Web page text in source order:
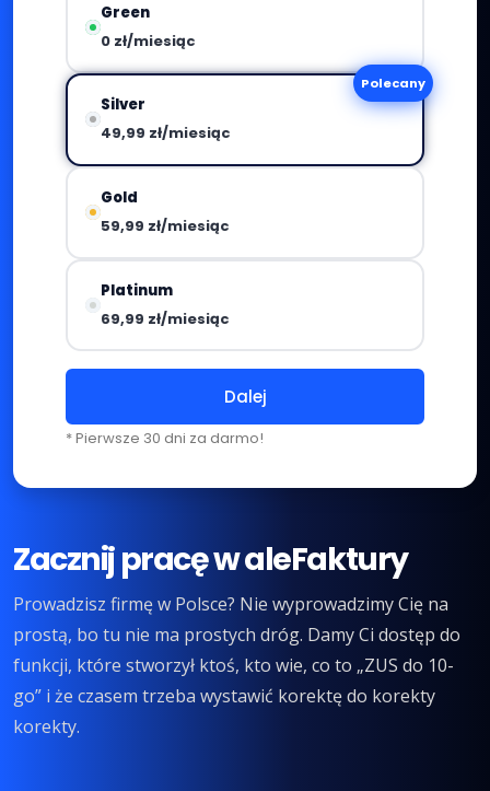
Zacznij pracę w aleFaktury
Prowadzisz firmę w Polsce? Nie wyprowadzimy Cię na
prostą, bo tu nie ma prostych dróg. Damy Ci dostęp do
funkcji, które stworzył ktoś, kto wie, co to „ZUS do 10-
go” i że czasem trzeba wystawić korektę do korekty
korekty.
Green
0 zł/miesiąc
Silver
49,99 zł/miesiąc
Polecany
Gold
59,99 zł/miesiąc
Platinum
69,99 zł/miesiąc
Dalej
* Pierwsze 30 dni za darmo!